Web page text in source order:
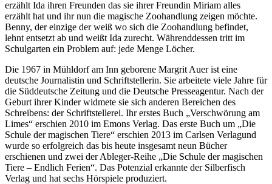
erzählt Ida ihren Freunden das sie ihrer Freundin Miriam alles
erzählt hat und ihr nun die magische Zoohandlung zeigen möchte.
Benny, der einzige der weiß wo sich die Zoohandlung befindet,
lehnt entsetzt ab und weißt Ida zurecht. Währenddessen tritt im
Schulgarten ein Problem auf: jede Menge Löcher.
Die 1967 in Mühldorf am Inn geborene Margrit Auer ist eine
deutsche Journalistin und Schriftstellerin. Sie arbeitete viele Jahre für
die Süddeutsche Zeitung und die Deutsche Presseagentur. Nach der
Geburt ihrer Kinder widmete sie sich anderen Bereichen des
Schreibens: der Schriftstellerei. Ihr erstes Buch „Verschwörung am
Limes“ erschien 2010 im Emons Verlag. Das erste Buch um „Die
Schule der magischen Tiere“ erschien 2013 im Carlsen Verlagund
wurde so erfolgreich das bis heute insgesamt neun Bücher
erschienen und zwei der Ableger-Reihe „Die Schule der magischen
Tiere – Endlich Ferien“. Das Potenzial erkannte der Silberfisch
Verlag und hat sechs Hörspiele produziert.